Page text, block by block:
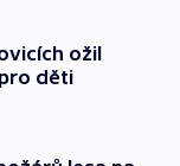
ožil
děti